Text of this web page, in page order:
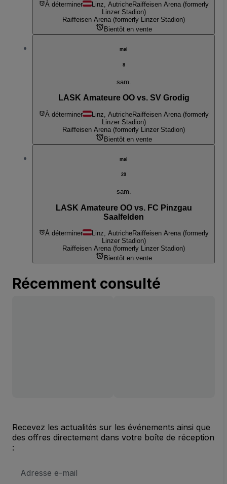
À déterminer Linz, AutricheRaiffeisen Arena (formerly
Linzer Stadion)
Raiffeisen Arena (formerly Linzer Stadion)
Bientôt en vente
mai
8
sam.
LASK Amateure OO vs. SV Grodig
À déterminer Linz, AutricheRaiffeisen Arena (formerly
Linzer Stadion)
Raiffeisen Arena (formerly Linzer Stadion)
Bientôt en vente
mai
29
sam.
LASK Amateure OO vs. FC Pinzgau
Saalfelden
À déterminer Linz, AutricheRaiffeisen Arena (formerly
Linzer Stadion)
Raiffeisen Arena (formerly Linzer Stadion)
Bientôt en vente
Récemment consulté
Recevez les actualités sur les événements ainsi que
des offres directement dans votre boîte de réception
:
e-